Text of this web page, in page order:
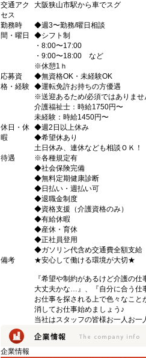
交通アク
セス
大阪狭山市駅から車でスグ
勤務時
間・曜日
◆週3〜勤務/曜日相談
◆シフト制
・8:00〜17:00
・9:00〜18:00 など
※休憩1ｈ
応募資
格・経験
◆無資格OK・未経験OK
◆運転免許お持ちの方優遇
※送迎あるため/必須ではありませ
介護福祉士：時給1750円〜
未経験：時給1450円〜
休日・休
暇
◆週2日以上休み
◆希望休あり
土日休み、連休なども相談ＯＫ！
待遇
※各種規定有
◆社会保険完備
◆無料定期健康診断
◆日払い・週払い可
◆退職金制度
◆資格支援（介護資格のみ）
◆有給休暇
◆産休・育休
◆正社員登用
◆ガソリン代含め交通費全額支給
備考
★安心して働ける環境が大切★
『希望や制約があるけど介護の
大丈夫かな…』、『自分に合う仕
お仕事を探される上で色々なこ
消してお仕事始めましょう♪
当社はスタッフの皆様お一人お
企業情報